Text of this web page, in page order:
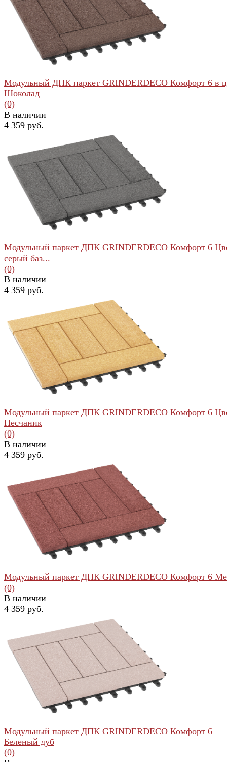
избранное сравнить
Модульный ДПК паркет GRINDERDECO Комфорт 6 в
Шоколад
(0)
В наличии
4 359 руб.
избранное сравнить
Модульный паркет ДПК GRINDERDECO Комфорт 6
серый баз...
(0)
В наличии
4 359 руб.
избранное сравнить
Модульный паркет ДПК GRINDERDECO Комфорт 6
Песчаник
(0)
В наличии
4 359 руб.
избранное сравнить
Модульный паркет ДПК GRINDERDECO Комфорт 6
(0)
В наличии
4 359 руб.
Модульный паркет ДПК GRINDERDECO Комфорт 6
Беленый дуб
(0)